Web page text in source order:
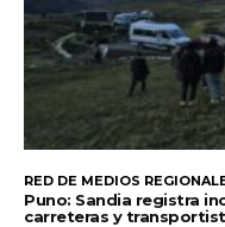
RED DE MEDIOS
Puno: Sandia registra
carreteras y